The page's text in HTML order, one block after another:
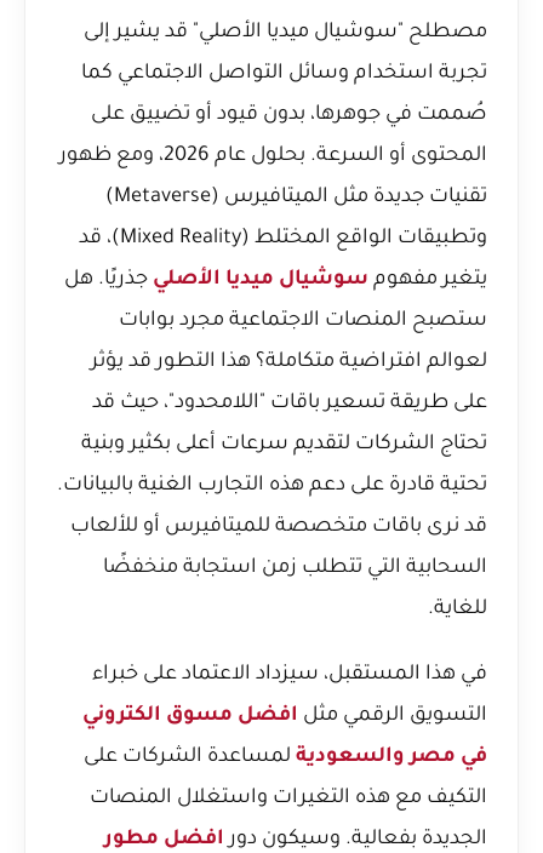
مصطلح "سوشيال ميديا الأصلي" قد يشير إلى
تجربة استخدام وسائل التواصل الاجتماعي كما
صُممت في جوهرها، بدون قيود أو تضييق على
المحتوى أو السرعة. بحلول عام 2026، ومع ظهور
تقنيات جديدة مثل الميتافيرس (Metaverse)
وتطبيقات الواقع المختلط (Mixed Reality)، قد
يتغير مفهوم سوشيال ميديا الأصلي جذريًا. هل
ستصبح المنصات الاجتماعية مجرد بوابات
لعوالم افتراضية متكاملة؟ هذا التطور قد يؤثر
على طريقة تسعير باقات "اللامحدود"، حيث قد
تحتاج الشركات لتقديم سرعات أعلى بكثير وبنية
تحتية قادرة على دعم هذه التجارب الغنية بالبيانات.
قد نرى باقات متخصصة للميتافيرس أو للألعاب
السحابية التي تتطلب زمن استجابة منخفضًا
للغاية.
في هذا المستقبل، سيزداد الاعتماد على خبراء
التسويق الرقمي مثل افضل مسوق الكتروني
في مصر والسعودية لمساعدة الشركات على
التكيف مع هذه التغيرات واستغلال المنصات
الجديدة بفعالية. وسيكون دور افضل مطور